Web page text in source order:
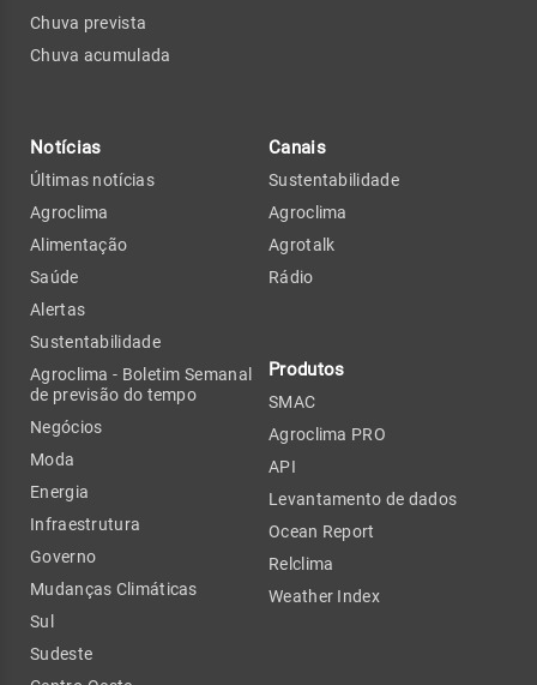
Chuva prevista
Chuva acumulada
Notícias
Últimas notícias
Agroclima
Alimentação
Saúde
Alertas
Sustentabilidade
Agroclima - Boletim Semanal
de previsão do tempo
Negócios
Moda
Energia
Infraestrutura
Governo
Mudanças Climáticas
Sul
Sudeste
Canais
Sustentabilidade
Agroclima
Agrotalk
Rádio
Produtos
SMAC
Agroclima PRO
API
Levantamento de dados
Ocean Report
Relclima
Weather Index